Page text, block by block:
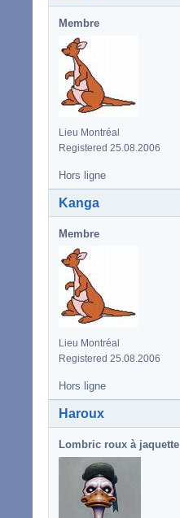
Membre
Lieu Montréal
Registered 25.08.2006
Hors ligne
Kanga
Membre
Lieu Montréal
Registered 25.08.2006
Hors ligne
Haroux
Lombric roux à jaquette